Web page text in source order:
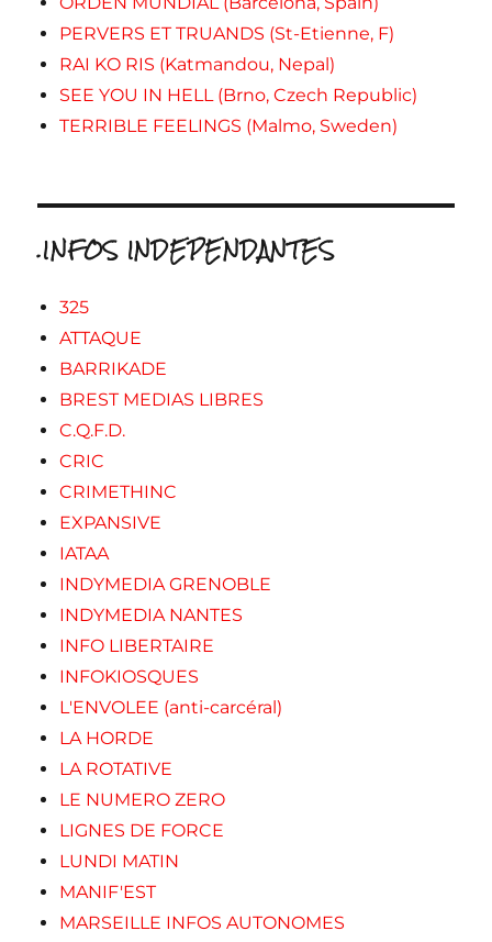
PERVERS ET TRUANDS (St-Etienne, F)
RAI KO RIS (Katmandou, Nepal)
SEE YOU IN HELL (Brno, Czech Republic)
TERRIBLE FEELINGS (Malmo, Sweden)
.INFOS INDEPENDANTES
325
ATTAQUE
BARRIKADE
BREST MEDIAS LIBRES
C.Q.F.D.
CRIC
CRIMETHINC
EXPANSIVE
IATAA
INDYMEDIA GRENOBLE
INDYMEDIA NANTES
INFO LIBERTAIRE
INFOKIOSQUES
L'ENVOLEE (anti-carcéral)
LA HORDE
LA ROTATIVE
LE NUMERO ZERO
LIGNES DE FORCE
LUNDI MATIN
MANIF'EST
MARSEILLE INFOS AUTONOMES